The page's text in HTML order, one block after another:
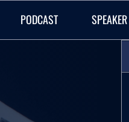
PODCAST SPEAKER